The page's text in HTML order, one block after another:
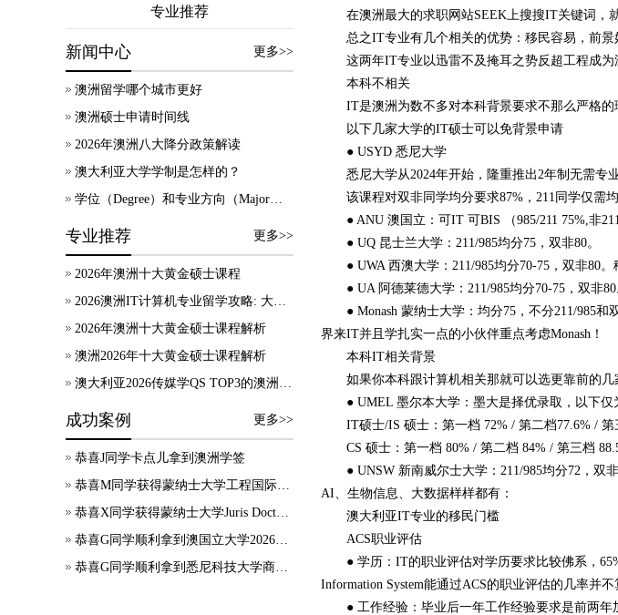
专业推荐
新闻中心 更多>>
澳洲留学哪个城市更好
澳洲硕士申请时间线
2026年澳洲八大降分政策解读
澳大利亚大学学制是怎样的？
学位（Degree）和专业方向（Major）有什么区别？
专业推荐 更多>>
2026年澳洲十大黄金硕士课程
2026澳洲IT计算机专业留学攻略: 大学录取、技术移民及就业方向
2026年澳洲十大黄金硕士课程解析
澳洲2026年十大黄金硕士课程解析
澳大利亚2026传媒学QS TOP3的澳洲院校，热门专业及申请要求等信息汇总！
成功案例 更多>>
恭喜J同学卡点儿拿到澳洲学签
恭喜M同学获得蒙纳士大学工程国际大一正式录取
恭喜X同学获得蒙纳士大学Juris Doctor offer
恭喜G同学顺利拿到澳国立大学2026年7月应用会计硕士录取通知书~
恭喜G同学顺利拿到悉尼科技大学商科本科录取通知书~
在澳洲最大的求职网站SEEK上搜搜IT关键词，
总之IT专业有几个相关的优势：移民容易，前景
这两年IT专业以迅雷不及掩耳之势反超工程成
本科不相关
IT是澳洲为数不多对本科背景要求不那么严格
以下几家大学的IT硕士可以免背景申请
● USYD 悉尼大学
悉尼大学从2024年开始，隆重推出2年制无需专业
该课程对双非同学均分要求87%，211同学仅需均
● ANU 澳国立：可IT 可BIS （985/211 75%,非
● UQ 昆士兰大学：211/985均分75，双非80。
● UWA 西澳大学：211/985均分70-75，双非80
● UA 阿德莱德大学：211/985均分70-75，双非
● Monash 蒙纳士大学：均分75，不分211/985
界来IT并且学扎实一点的小伙伴重点考虑Monash！
本科IT相关背景
如果你本科跟计算机相关那就可以选更靠前的几
● UMEL 墨尔本大学：墨大是择优录取，以下仅
IT硕士/IS 硕士：第一档 72% / 第二档77.6% / 第
CS 硕士：第一档 80% / 第二档 84% / 第三档
● UNSW 新南威尔士大学：211/985均分72，双
AI、生物信息、大数据样样都有：
澳大利亚IT专业的移民门槛
ACS职业评估
● 学历：IT的职业评估对学历要求比较佛系，
Information System能通过ACS的职业评估的几率并不
● 工作经验：毕业后一年工作经验要求是前两年